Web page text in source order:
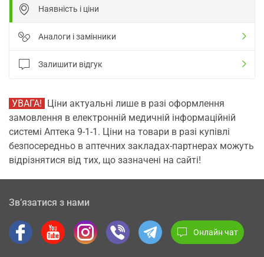
Наявність і ціни
Аналоги і замінники
Залишити відгук
УВАГА! Ціни актуальні лише в разі оформлення
замовлення в електронній медичній інформаційній
системі Аптека 9-1-1. Ціни на товари в разі купівлі
безпосередньо в аптечних закладах-партнерах можуть
відрізнятися від тих, що зазначені на сайті!
Зв’язатися з нами
Онлайн чат